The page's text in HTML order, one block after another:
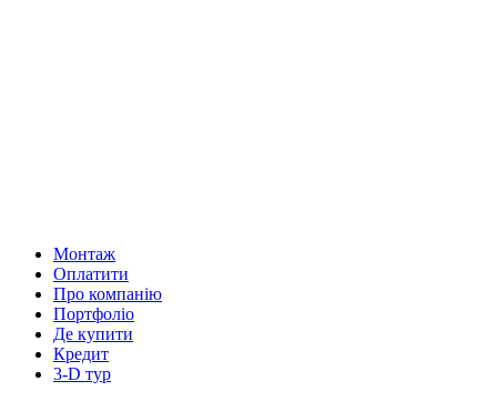
Монтаж
Оплатити
Про компанію
Портфоліо
Де купити
Кредит
3-D тур